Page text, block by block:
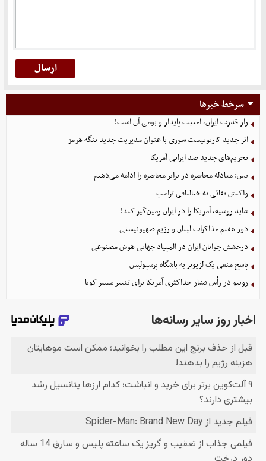
سرخط خبرها
راز قدرت ایران، امنیت پایدار و بومی آن است!
اثر جدید کارتونیست سوری با عنوان مدیریت جدید تنگه هرمز
تحریم‌های جدید ضد ایرانی آمریکا
یمن: معادله محاصره در برابر محاصره را ادامه می‌دهیم
واکنش بقائی به خیالبافی ترامپ
شاید روسیه، آمریکا را در ایران زمین‌گیر کند!
دور هفتم مذاکرات لبنان و رژیم صهیونیستی
درخشش جوانان ایران در المپیاد جهانی هوش مصنوعی
پاسخ منفی یک لژیونر به باشگاه پرسپولیس
روبیو در رأس فشار حداکثری آمریکا برای تغییر مسیر کوبا